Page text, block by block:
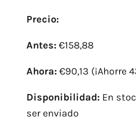
Precio:
Antes:€158,88
Ahora:€90,13 (¡Ahorre
Disponibilidad:En
ser enviado